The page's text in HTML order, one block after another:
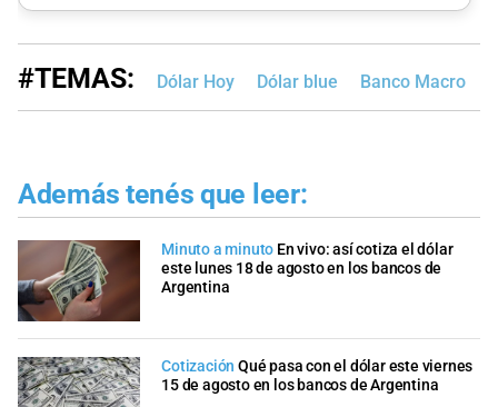
#TEMAS: Dólar Hoy Dólar blue Banco Macro
Además tenés que leer:
Minuto a minuto En vivo: así cotiza el dólar
este lunes 18 de agosto en los bancos de
Argentina
Cotización Qué pasa con el dólar este viernes
15 de agosto en los bancos de Argentina